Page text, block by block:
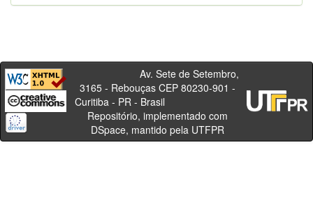
Av. Sete de Setembro,
3165 - Rebouças CEP 80230-901 -
Curitiba - PR - Brasil
Repositório, implementado com
DSpace, mantido pela UTFPR